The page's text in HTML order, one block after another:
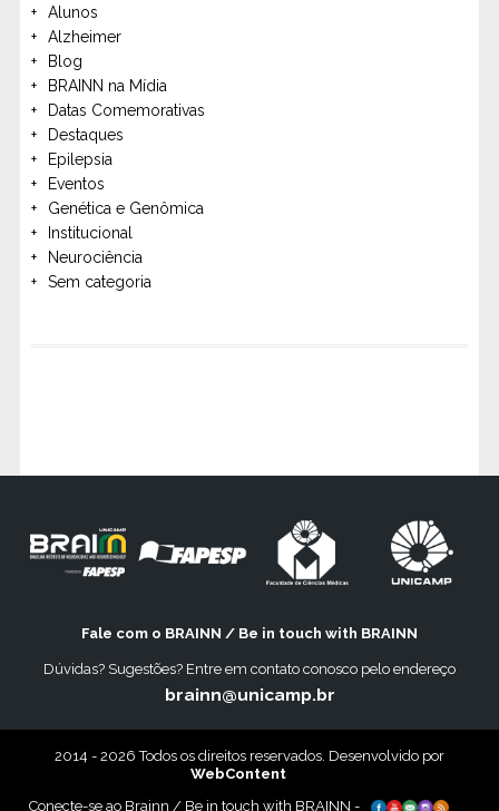
Alunos
Alzheimer
Blog
BRAINN na Mídia
Datas Comemorativas
Destaques
Epilepsia
Eventos
Genética e Genômica
Institucional
Neurociência
Sem categoria
Fale com o BRAINN / Be in touch with BRAINN
Dúvidas? Sugestões? Entre em contato conosco pelo endereço
brainn@unicamp.br
2014 - 2026 Todos os direitos reservados. Desenvolvido por
WebContent
Conecte-se ao Brainn / Be in touch with BRAINN -